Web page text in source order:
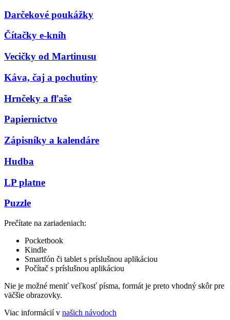
Darčekové poukážky
Čítačky e-kníh
Vecičky od Martinusu
Káva, čaj a pochutiny
Hrnčeky a fľaše
Papiernictvo
Zápisníky a kalendáre
Hudba
LP platne
Puzzle
Prečítate na zariadeniach:
Pocketbook
Kindle
Smartfón či tablet s príslušnou aplikáciou
Počítač s príslušnou aplikáciou
Nie je možné meniť veľkosť písma, formát je preto vhodný skôr pre
väčšie obrazovky.
Viac informácií v našich návodoch